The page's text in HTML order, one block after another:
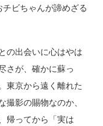
ビちゃんが諦めざる
の出会いに心はやは
さが、確かに蘇っ
東京から遠く離れた
影の賜物なのか、
帰ってから「実は